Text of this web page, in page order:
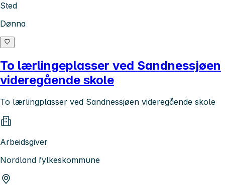
Sted
Dønna
To lærlingeplasser ved Sandnessjøen
videregående skole
To lærlingplasser ved Sandnessjøen videregående skole
Arbeidsgiver
Nordland fylkeskommune